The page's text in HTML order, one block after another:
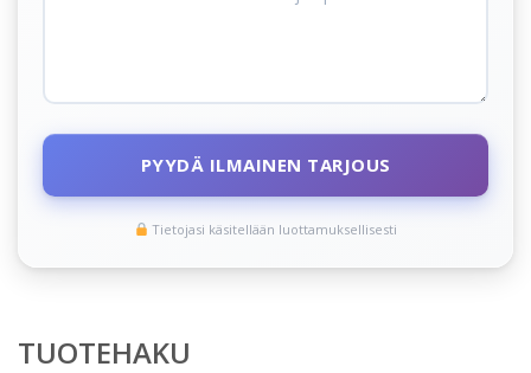
PYYDÄ ILMAINEN TARJOUS
Tietojasi käsitellään luottamuksellisesti
TUOTEHAKU